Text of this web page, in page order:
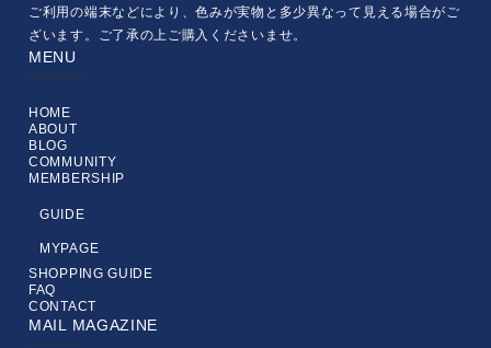
ご利用の端末などにより、色みが実物と多少異なって見える場合がご
ざいます。ご了承の上ご購入くださいませ。
MENU
HOME
ABOUT
BLOG
COMMUNITY
MEMBERSHIP
GUIDE
MYPAGE
SHOPPING GUIDE
FAQ
CONTACT
MAIL MAGAZINE